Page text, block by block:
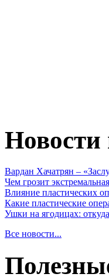
Новости
Вардан Хачатрян –
Чем грозит
Влияние пластических
Какие пластические
Ушки на ягодицах:
Все новости...